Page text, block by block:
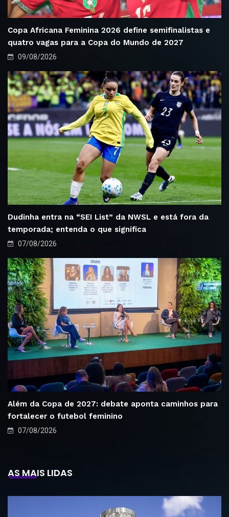
Copa Africana Feminina 2026 define semifinalistas e
quatro vagas para a Copa do Mundo de 2027
09/08/2026
Dudinha entra na “SEI List” da NWSL e está fora da
temporada; entenda o que significa
07/08/2026
Além da Copa de 2027: debate aponta caminhos para
fortalecer o futebol feminino
07/08/2026
AS MAIS LIDAS